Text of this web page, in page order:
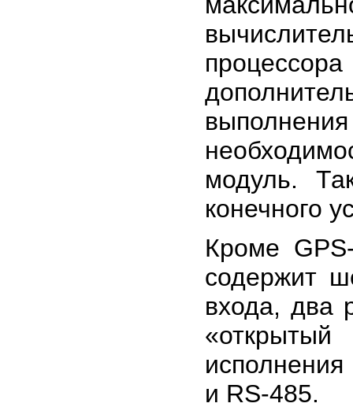
модуль.
конечного
Кроме
содержит
входа, два
«открытый
и RS-485.